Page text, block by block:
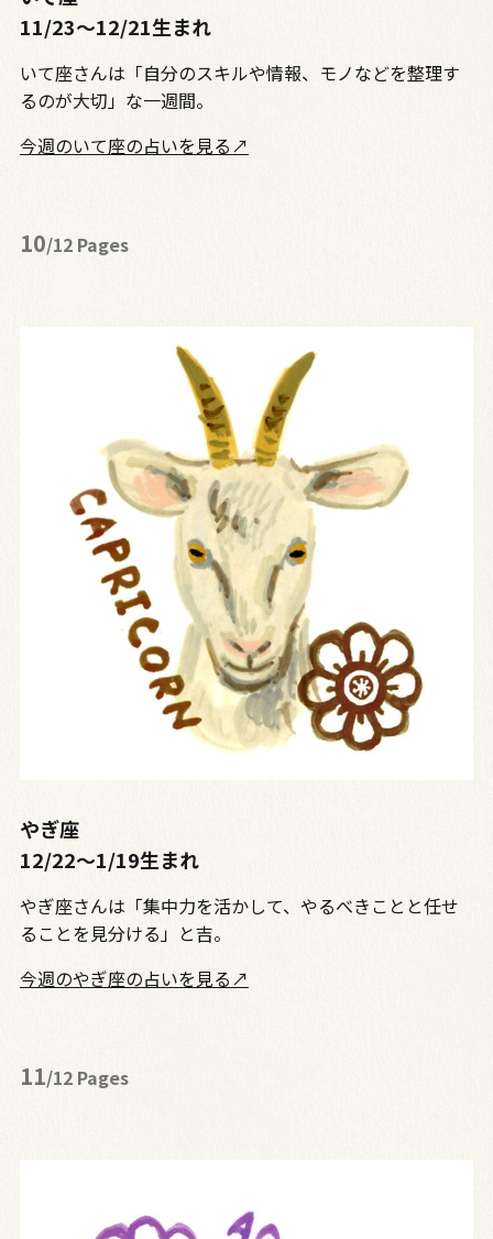
11/23〜12/21生まれ
いて座さんは「自分のスキルや情報、モノなどを整理す
るのが大切」な一週間。
今週のいて座の占いを見る↗
10/12 Pages
やぎ座
12/22〜1/19生まれ
やぎ座さんは「集中力を活かして、やるべきことと任せ
ることを見分ける」と吉。
今週のやぎ座の占いを見る↗
11/12 Pages